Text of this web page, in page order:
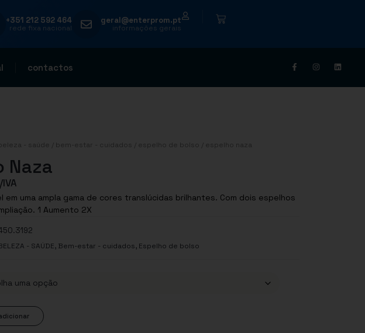
+351 212 592 464
rede fixa nacional
geral@enterprom.pt
informações gerais
contactos
- saúde bem-estar - cuidados espelho de bolso / espelho naza
Naza
em uma ampla gama de cores translúcidas brilhantes. Com dois espelhos
1 Aumento 2X
- SAÚDE, Bem-estar - cuidados, Espelho de bolso